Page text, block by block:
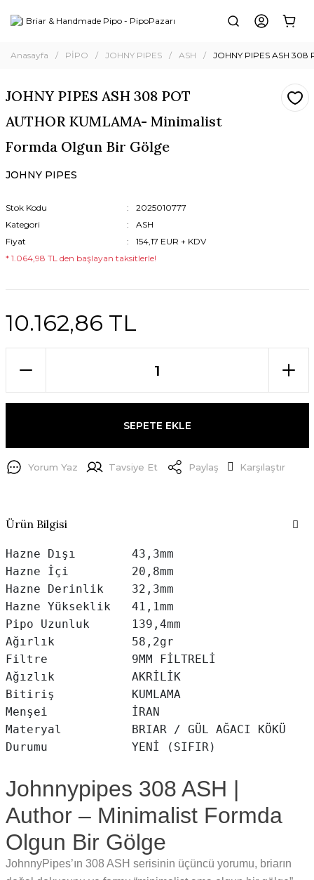
Anasayfa PİPO JOHNY PIPES ASH JOHNY PIPES ASH
JOHNY PIPES ASH 308 POT
AUTHOR KUMLAMA- Minimalist
Formda Olgun Bir Gölge
JOHNY PIPES
Stok Kodu
2025010777
Kategori
ASH
Fiyat
154,17 EUR + KDV
* 1.064,98 TL den başlayan taksitlerle!
10.162,86 TL
SEPETE EKLE
Yorum Yaz Tavsiye Et Paylaş Karşılaştır
Ürün Bilgisi
Hazne Dışı        43,3mm
Hazne İçi         20,8mm
Hazne Derinlik    32,3mm
Hazne Yükseklik   41,1mm
Pipo Uzunluk      139,4mm
Ağırlık           58,2gr
Filtre            9MM FİLTRELİ
Ağızlık           AKRİLİK
Bitiriş           KUMLAMA
Menşei            İRAN
Materyal          BRIAR / GÜL AĞACI KÖKÜ
Johnnypipes 308 ASH |
Author – Minimalist Formda
Olgun Bir Gölge
JohnnyPipes’ın 308 ASH serisinin üçüncü yorumu, briarın